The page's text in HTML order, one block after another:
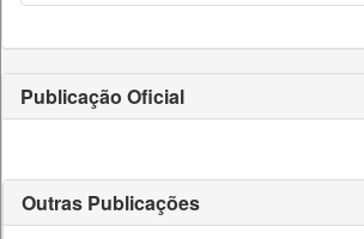
Publicação Oficial
Outras Publicações